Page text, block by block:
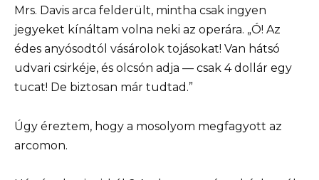
Mrs. Davis arca felderült, mintha csak ingyen
jegyeket kínáltam volna neki az operára. „Ó! Az
édes anyósodtól vásárolok tojásokat! Van hátsó
udvari csirkéje, és olcsón adja — csak 4 dollár egy
tucat! De biztosan már tudtad.”
Úgy éreztem, hogy a mosolyom megfagyott az
arcomon.